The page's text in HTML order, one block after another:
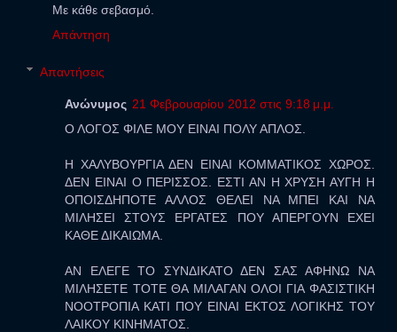
Με κάθε σεβασμό.
Απάντηση
Απαντήσεις
Ανώνυμος 21 Φεβρουαρίου 2012 στις 9:18 μ.μ.
Ο ΛΟΓΟΣ ΦΙΛΕ ΜΟΥ ΕΙΝΑΙ ΠΟΛΥ ΑΠΛΟΣ.
Η ΧΑΛΥΒΟΥΡΓΙΑ ΔΕΝ ΕΙΝΑΙ ΚΟΜΜΑΤΙΚΟΣ ΧΩΡΟΣ.
ΔΕΝ ΕΙΝΑΙ Ο ΠΕΡΙΣΣΟΣ. ΕΣΤΙ ΑΝ Η ΧΡΥΣΗ ΑΥΓΗ Η
ΟΠΟΙΣΔΗΠΟΤΕ ΑΛΛΟΣ ΘΕΛΕΙ ΝΑ ΜΠΕΙ ΚΑΙ ΝΑ
ΜΙΛΗΣΕΙ ΣΤΟΥΣ ΕΡΓΑΤΕΣ ΠΟΥ ΑΠΕΡΓΟΥΝ ΕΧΕΙ
ΚΑΘΕ ΔΙΚΑΙΩΜΑ.
ΑΝ ΕΛΕΓΕ ΤΟ ΣΥΝΔΙΚΑΤΟ ΔΕΝ ΣΑΣ ΑΦΗΝΩ ΝΑ
ΜΙΛΗΣΕΤΕ ΤΟΤΕ ΘΑ ΜΙΛΑΓΑΝ ΟΛΟΙ ΓΙΑ ΦΑΣΙΣΤΙΚΗ
ΝΟΟΤΡΟΠΙΑ ΚΑΤΙ ΠΟΥ ΕΙΝΑΙ ΕΚΤΟΣ ΛΟΓΙΚΗΣ ΤΟΥ
ΛΑΙΚΟΥ ΚΙΝΗΜΑΤΟΣ.